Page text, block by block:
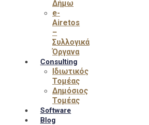
Δήμω
e-
Airetos
–
Συλλογικά
Όργανα
Consulting
Ιδιωτικός
Τομέας
Δημόσιος
Τομέας
Software
Blog